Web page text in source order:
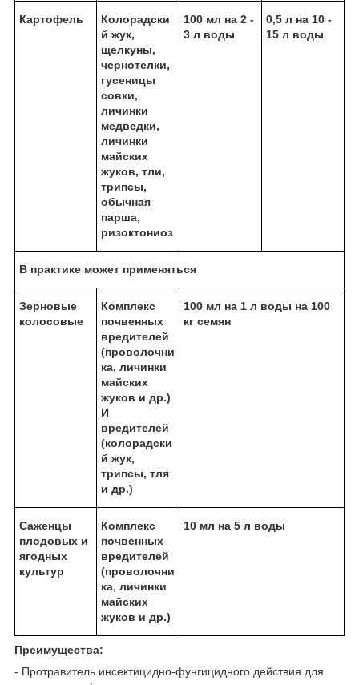
Картофель
Колорадски
й жук,
щелкуны,
чернотелки,
гусеницы
совки,
личинки
медведки,
личинки
майских
жуков, тли,
трипсы,
обычная
парша,
ризоктониоз
100 мл на 2 -
3 л воды
0,5 л на 10 -
15 л воды
В практике может применяться
Зерновые
колосовые
Комплекс
почвенных
вредителей
(проволочни
ка, личинки
майских
жуков и др.)
И
вредителей
(колорадски
й жук,
трипсы, тля
и др.)
100 мл на 1 л воды на 100
кг семян
Саженцы
плодовых и
ягодных
культур
Комплекс
почвенных
вредителей
(проволочни
ка, личинки
майских
жуков и др.)
10 мл на 5 л воды
Преимущества:
- Протравитель инсектицидно-фунгицидного действия для